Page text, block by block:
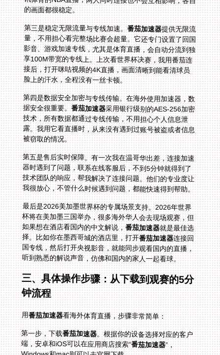
的画面都很稳定。
第三是稳定无限流量与专线加速。番茄加速器提供无限流
量，不用担心看完整场比赛会超量。它还专门设置了回国
影音、游戏加速专线，尤其是体育直播，会自动分流到独
享100M带宽的专线上。上次看世界杯决赛，我用番茄连
接后，打开咪咕视频的4K直播，画面清晰到能看清球员
脸上的汗水，全程没有一丝卡顿。
第四是数据安全加密与专线传输。在海外使用加速器，数
据安全很重要。番茄加速器采用银行级别的AES-256加密
技术，所有数据都通过专线传输，不用担心个人信息泄
露。我用它看直播时，从来没有遇到过账号被盗或者信息
被窃取的情况。
第五是售后实时保障。有一次我在温哥华出差，连接加速
器时遇到了问题，联系在线客服后，不到5分钟就得到了
技术团队的响应，帮我解决了连接问题。他们的专业度让
我很放心，不管什么时候遇到问题，都能快速得到帮助。
最后是2026美加墨世界杯的专属场景支持。2026年世界
杯将在美加墨三国举办，很多海外华人会去现场观赛，但
如果想在酒店看国内的中文解说，番茄加速器就是最佳选
择。比如你在墨西哥城的酒店里，打开番茄加速器连接回
国专线，然后打开央视影音，就能同步观看国内的直播，
听到熟悉的解说声音，仿佛和国内的家人一起看球。
三、具体操作步骤：从下载到观赛的5分
钟流程
用番茄加速器看海外体育直播，步骤非常简单：
第一步，下载番茄加速器。根据你的设备选择对应的客户
端，安卓和iOS可以在应用商店搜索“番茄加速器”，